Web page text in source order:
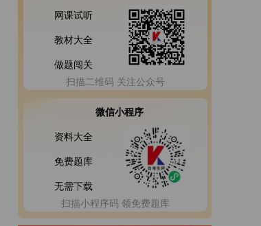
网课试听
教材大全
做题闯关
扫描二维码 关注公众号
微信小程序
资料大全
免费题库
无需下载
扫描小程序码 领免费题库